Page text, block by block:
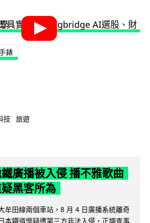
錶
技 旅遊
廣播被入侵 播不雅歌曲
黑客所為
牟田線兩個車站，8 月 4 日廣播系統離奇
本鐵道懷疑遭第三方非法入侵，正調查事